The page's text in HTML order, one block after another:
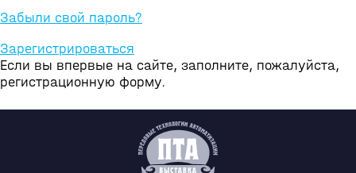
Забыли свой пароль?
Зарегистрироваться
Если вы впервые на сайте, заполните, пожалуйста,
регистрационную форму.